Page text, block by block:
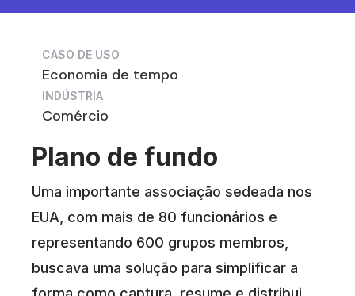
CASO DE USO
Economia de tempo
INDÚSTRIA
Comércio
Plano de fundo
Uma importante associação sedeada nos
EUA, com mais de 80 funcionários e
representando 600 grupos membros,
buscava uma solução para simplificar a